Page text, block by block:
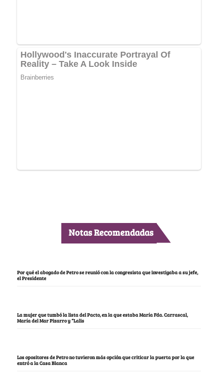
Notas Recomendadas
Por qué el abogado de Petro se reunió con la congresista que investigaba a su jefe,
el Presidente
La mujer que tumbó la lista del Pacto, en la que estaba María Fda. Carrascal,
María del Mar Pizarro y “Lalis
Los opositores de Petro no tuvieron más opción que criticar la puerta por la que
entró a la Casa Blanca